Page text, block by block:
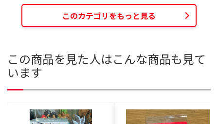
このカテゴリをもっと見る
この商品を見た人はこんな商品も見て
います